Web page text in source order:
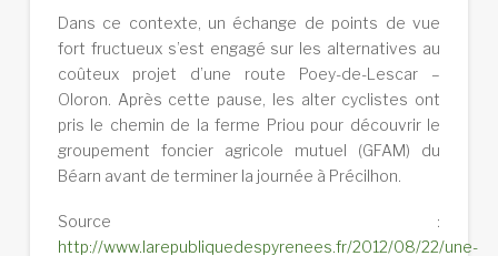
Dans ce contexte, un échange de points de vue
fort fructueux s’est engagé sur les alternatives au
coûteux projet d’une route Poey-de-Lescar –
Oloron. Après cette pause, les alter cyclistes ont
pris le chemin de la ferme Priou pour découvrir le
groupement foncier agricole mutuel (GFAM) du
Béarn avant de terminer la journée à Précilhon.
Source :
http://www.larepubliquedespyrenees.fr/2012/08/22/une-